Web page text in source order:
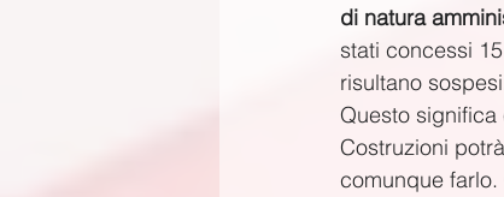
di natura
stati concessi
risultano
Questo significa
Costruzioni
comunque